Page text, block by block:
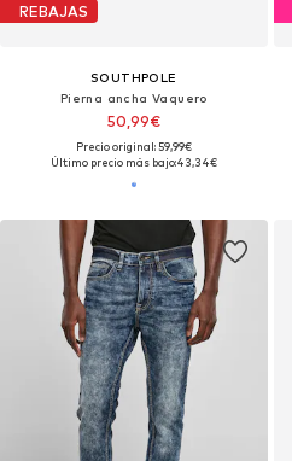
REBAJAS
SOUTHPOLE
Pierna ancha Vaquero
50,99€
Precio original: 59,99€
Último precio más bajo:43,34€